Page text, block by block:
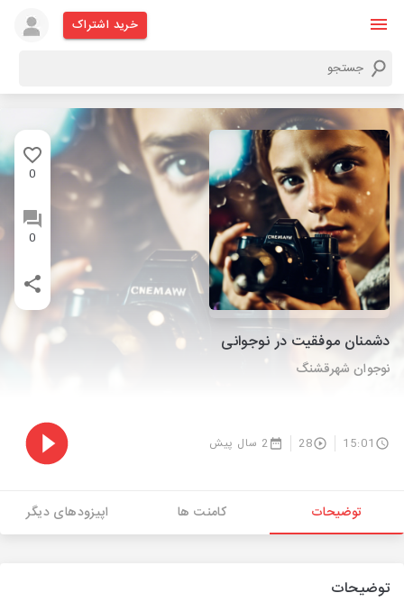
خرید اشتراک
0
0
دشمنان موفقیت در نوجوانی
نوجوان شهرقشنگ
15:01
28 2 سال پیش
توضیحات کامنت ها اپیزودهای دیگر
توضیحات